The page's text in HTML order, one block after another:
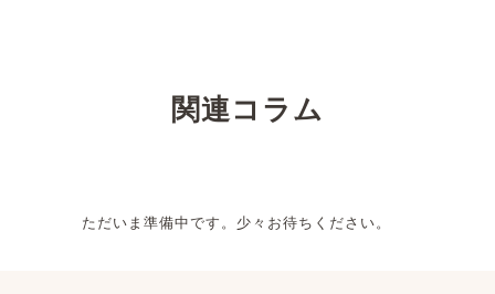
関連コラム
ただいま準備中です。少々お待ちください。